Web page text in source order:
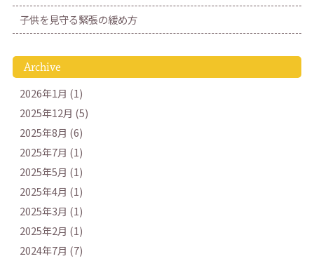
子供を見守る緊張の緩め方
Archive
2026年1月 (1)
2025年12月 (5)
2025年8月 (6)
2025年7月 (1)
2025年5月 (1)
2025年4月 (1)
2025年3月 (1)
2025年2月 (1)
2024年7月 (7)